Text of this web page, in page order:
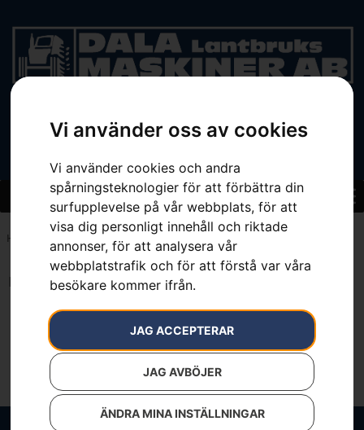
Vi använder oss av cookies
Vi använder cookies och andra
spårningsteknologier för att förbättra din
surfupplevelse på vår webbplats, för att
visa dig personligt innehåll och riktade
annonser, för att analysera vår
webbplatstrafik och för att förstå var våra
besökare kommer ifrån.
JAG ACCEPTERAR
JAG AVBÖJER
ÄNDRA MINA INSTÄLLNINGAR
BEGAGNAT
Hem
Inga resultat.